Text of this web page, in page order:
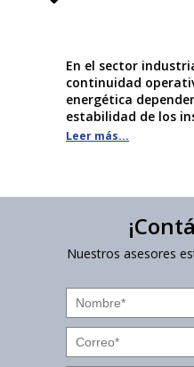
En el sector
continuidad
energética
estabilidad de los
Leer más...
Nuestros asesores